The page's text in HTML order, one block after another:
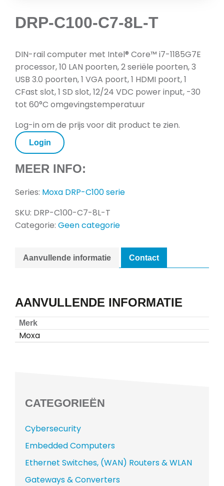
DRP-C100-C7-8L-T
DIN-rail computer met Intel® Core™ i7-1185G7E
processor, 10 LAN poorten, 2 seriële poorten, 3
USB 3.0 poorten, 1 VGA poort, 1 HDMI poort, 1
CFast slot, 1 SD slot, 12/24 VDC power input, -30
tot 60°C omgevingstemperatuur
Log-in om de prijs voor dit product te zien.
Login
MEER INFO:
Series: Moxa DRP-C100 serie
SKU: DRP-C100-C7-8L-T
Categorie: Geen categorie
Aanvullende informatie Contact
AANVULLENDE INFORMATIE
Merk
Moxa
CATEGORIEËN
Cybersecurity
Embedded Computers
Ethernet Switches, (WAN) Routers & WLAN
Gateways & Converters